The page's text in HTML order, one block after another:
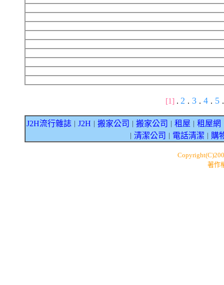
[1] . 2 . 3 . 4 . 5 .
J2H流行雜誌 J2H 搬家公司 搬家公司 租屋 租屋網
清潔公司 電話清潔 購
著作